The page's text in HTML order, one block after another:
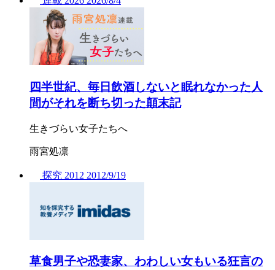
四半世紀、毎日飲酒しないと眠れなかった人
間がそれを断ち切った顛末記
生きづらい女子たちへ
雨宮処凛
探究 2012 2012/9/19
草食男子や恐妻家、わわしい女もいる狂言の